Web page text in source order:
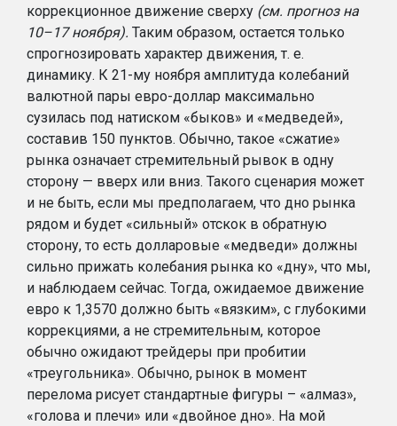
коррекционное движение сверху (см. прогноз на
10–17 ноября). Таким образом, остается только
спрогнозировать характер движения, т. е.
динамику. К 21-му ноября амплитуда колебаний
валютной пары евро-доллар максимально
сузилась под натиском «быков» и «медведей»,
составив 150 пунктов. Обычно, такое «сжатие»
рынка означает стремительный рывок в одну
сторону — вверх или вниз. Такого сценария может
и не быть, если мы предполагаем, что дно рынка
рядом и будет «сильный» отскок в обратную
сторону, то есть долларовые «медведи» должны
сильно прижать колебания рынка ко «дну», что мы,
и наблюдаем сейчас. Тогда, ожидаемое движение
евро к 1,3570 должно быть «вязким», с глубокими
коррекциями, а не стремительным, которое
обычно ожидают трейдеры при пробитии
«треугольника». Обычно, рынок в момент
перелома рисует стандартные фигуры – «алмаз»,
«голова и плечи» или «двойное дно». На мой